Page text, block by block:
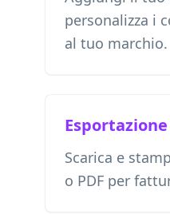
personalizza i
al tuo marchio.
Scarica e
o PDF per